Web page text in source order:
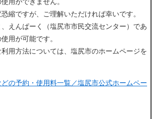
縮ですが、ご理解いただければ幸いです。
えんぱーく（塩尻市市民交流センター）であ
用が可能です。
用方法については、塩尻市のホームページを
の予約・使用料一覧／塩尻市公式ホームペー